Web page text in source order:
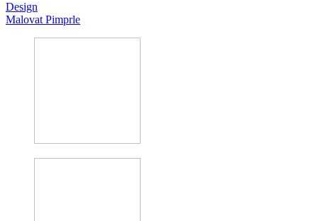
Design
Malovat Pimprle